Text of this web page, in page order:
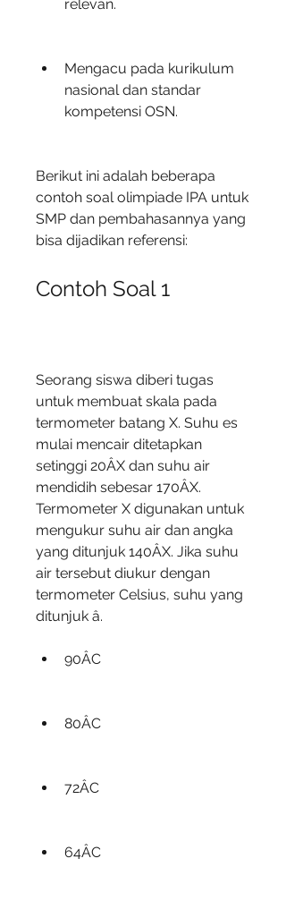
relevan.
Mengacu pada kurikulum
nasional dan standar
kompetensi OSN.
Berikut ini adalah beberapa
contoh soal olimpiade IPA untuk
SMP dan pembahasannya yang
bisa dijadikan referensi:
Contoh Soal 1
Seorang siswa diberi tugas
untuk membuat skala pada
termometer batang X. Suhu es
mulai mencair ditetapkan
setinggi 20ÂX dan suhu air
mendidih sebesar 170ÂX.
Termometer X digunakan untuk
mengukur suhu air dan angka
yang ditunjuk 140ÂX. Jika suhu
air tersebut diukur dengan
termometer Celsius, suhu yang
ditunjuk â.
90ÂC
80ÂC
72ÂC
64ÂC